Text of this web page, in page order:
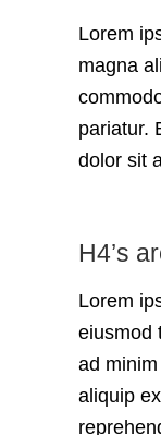
Lorem
magna
pariatur.
dolor sit
H4’s
Lorem
eiusmod
ad
aliquip